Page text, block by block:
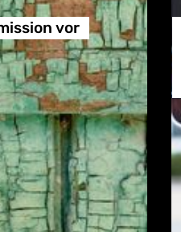
vor